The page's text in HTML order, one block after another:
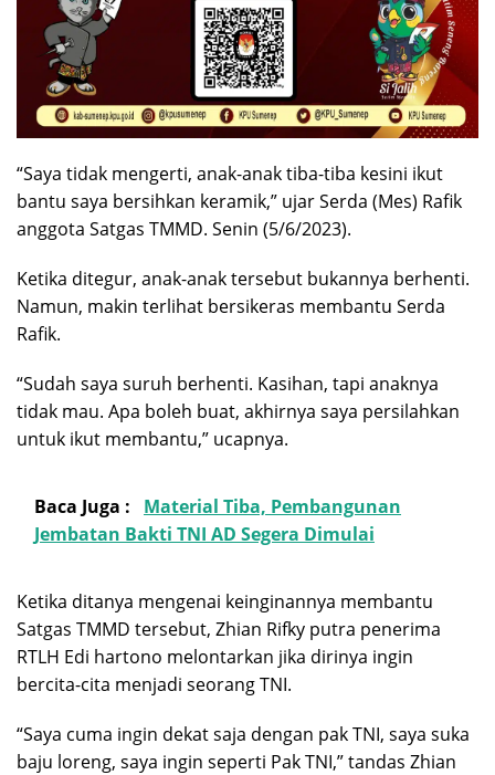
“Saya tidak mengerti, anak-anak tiba-tiba kesini ikut
bantu saya bersihkan keramik,” ujar Serda (Mes) Rafik
anggota Satgas TMMD. Senin (5/6/2023).
Ketika ditegur, anak-anak tersebut bukannya berhenti.
Namun, makin terlihat bersikeras membantu Serda
Rafik.
“Sudah saya suruh berhenti. Kasihan, tapi anaknya
tidak mau. Apa boleh buat, akhirnya saya persilahkan
untuk ikut membantu,” ucapnya.
Baca Juga :
Material Tiba, Pembangunan
Jembatan Bakti TNI AD Segera Dimulai
Ketika ditanya mengenai keinginannya membantu
Satgas TMMD tersebut, Zhian Rifky putra penerima
RTLH Edi hartono melontarkan jika dirinya ingin
bercita-cita menjadi seorang TNI.
“Saya cuma ingin dekat saja dengan pak TNI, saya suka
baju loreng, saya ingin seperti Pak TNI,” tandas Zhian